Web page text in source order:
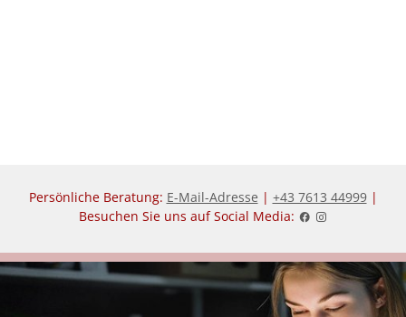
Persönliche Beratung: E-Mail-Adresse | +43 7613 44999|
Besuchen Sie uns auf Social Media: